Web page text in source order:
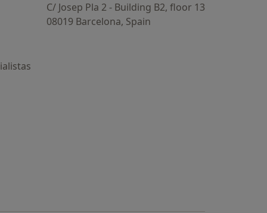
C/ Josep Pla 2 - Building B2, floor 13
08019 Barcelona, Spain